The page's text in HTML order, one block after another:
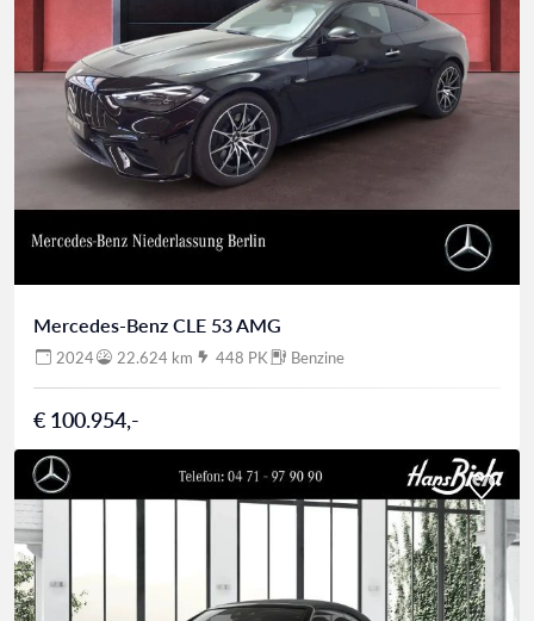
Mercedes-Benz CLE 53 AMG
2024 22.624 km 448 PK Benzine
€ 100.954,-